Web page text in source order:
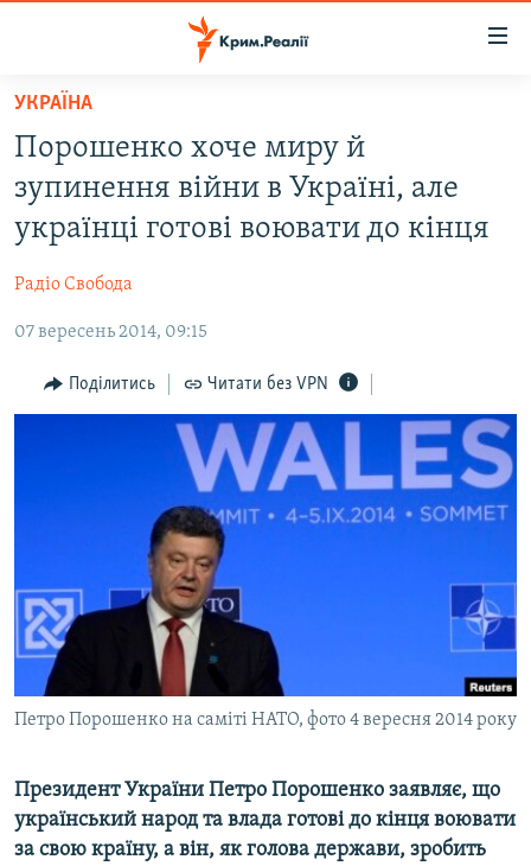
Перейти
основного
матеріалу
Перейти
до
основної
Перейти
пошуку
ВОДА.КРИМ
ВІДЕО ТА ФОТО
БЛОГИ
ПОГЛЯД
ІНТЕРВ'Ю
ВІДЕОУРОКИ «ELIFBE»
СВІДЧЕННЯ ОКУПАЦІЇ
УКРАЇНСЬКА ПРОБЛЕМА КРИМУ
ІНФОГРАФІКА
ЯК ОБІЙТИ БЛОКУВАННЯ
Qırımtatar
ДОЛУЧАЙСЯ!
Усі сайти RFE/RL
УКРАЇНА
Порошенко хоче миру й
зупинення війни в Україні, але
українці готові воювати до кінця
Радіо Свобода
07 вересень 2014, 09:15
Поділитись Читати без VPN
Петро Порошенко на саміті НАТО, фото 4 вересня 2014 року
Президент України Петро Порошенко заявляє, що
український народ та влада готові до кінця воювати
за свою країну, а він, як голова держави, зробить